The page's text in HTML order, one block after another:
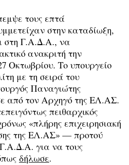
τους επτά
στην καταδίωξη,
στη Γ.Α.Δ.Α., να
ανακριτή την
Οκτωβρίου. Το υπουργείο
με τη σειρά του
Παναγιώτης
από τον Αρχηγό της ΕΛ.ΑΣ.
πειθαρχικός
«πλήρης επιχειρησιακή
της ΕΛ.ΑΣ» — προτού
Γ.Α.Δ.Α. για να τους
δήλωσε.